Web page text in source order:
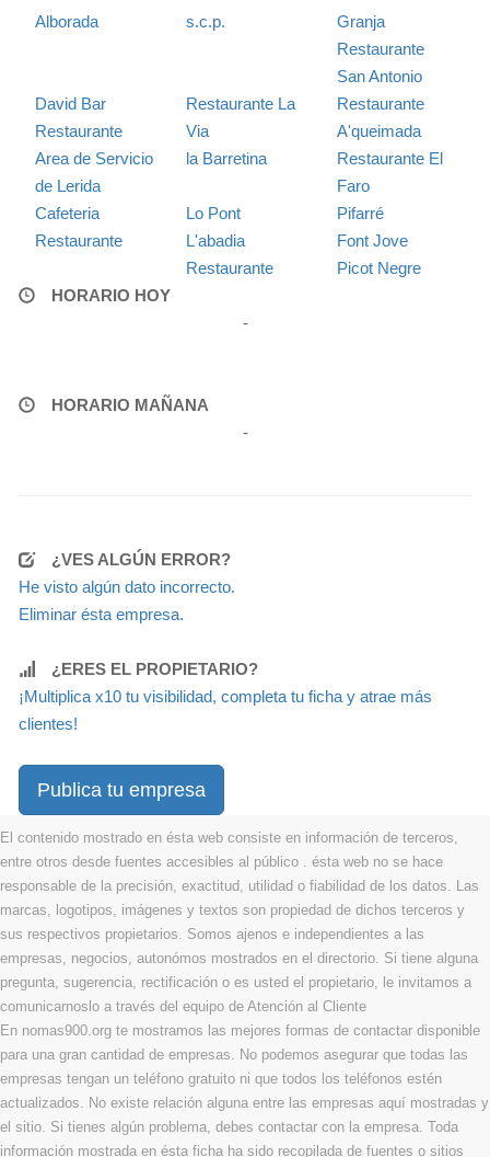
Alborada
s.c.p.
Granja
Restaurante
San Antonio
David Bar
Restaurante
Restaurante La
Via
Restaurante
A'queimada
Area de Servicio
de Lerida
Cafeteria
Restaurante
la Barretina
Restaurante El
Faro
Lo Pont
Pifarré
L'abadia
Restaurante
Font Jove
Picot Negre
HORARIO HOY
-
HORARIO MAÑANA
-
¿VES ALGÚN ERROR?
He visto algún dato incorrecto.
Eliminar ésta empresa.
¿ERES EL PROPIETARIO?
¡Multiplica x10 tu visibilidad, completa tu ficha y atrae más
clientes!
Publica tu empresa
El contenido mostrado en ésta web consiste en información de terceros,
entre otros desde fuentes accesibles al público . ésta web no se hace
responsable de la precisión, exactitud, utilidad o fiabilidad de los datos. Las
marcas, logotipos, imágenes y textos son propiedad de dichos terceros y
sus respectivos propietarios. Somos ajenos e independientes a las
empresas, negocios, autonómos mostrados en el directorio. Si tiene alguna
pregunta, sugerencia, rectificación o es usted el propietario, le invitamos a
comunicarnoslo a través del equipo de Atención al Cliente
En nomas900.org te mostramos las mejores formas de contactar disponible
para una gran cantidad de empresas. No podemos asegurar que todas las
empresas tengan un teléfono gratuito ni que todos los teléfonos estén
actualizados. No existe relación alguna entre las empresas aquí mostradas y
el sitio. Si tienes algún problema, debes contactar con la empresa. Toda
información mostrada en ésta ficha ha sido recopilada de fuentes o sitios